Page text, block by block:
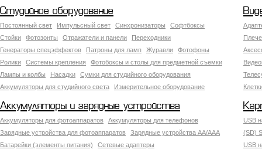
Студийное оборудование
Постоянный свет Импульсный свет Синхронизаторы
Софтбоксы
Стойки
Фотозонты Отражатели и панели
Переходники
Генераторы спецэффектов
Патроны для ламп Журавли
Фотофоны
Ролики
Системы крепления
Фотобоксы и столы для предметной съемки
Лампы и колбы
Насадки
Сумки для студийного оборудования
Аккумуляторы для студийного света
Измерительное оборудование
Аккумуляторы и зарядные устройства
Аккумуляторы для фотоаппаратов
Аккумуляторы для телефонов
Зарядные устройства для фотоаппаратов
Зарядные устройства AA/AAA
Батарейки (элементы питания)
Сетевые адаптеры
USB
(SD)
USB